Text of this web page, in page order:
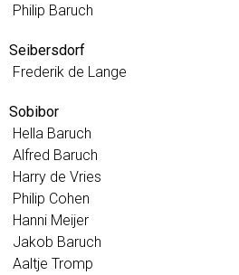
Philip Baruch
Seibersdorf
Frederik de Lange
Sobibor
Hella Baruch
Alfred Baruch
Harry de Vries
Philip Cohen
Hanni Meijer
Jakob Baruch
Aaltje Tromp